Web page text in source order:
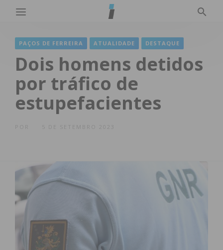
PAÇOS DE FERREIRA ATUALIDADE DESTAQUE
Dois homens detidos
por tráfico de
estupefacientes
5 DE SETEMBRO 2023